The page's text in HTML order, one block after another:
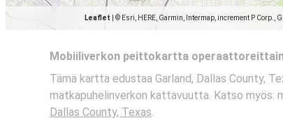
Leaflet © Esri, HERE, Garmin, Intermap, increment P Corp.,
Mobiiliverkon peittokartta operaattoreittain
Tämä kartta edustaa Garland, Dallas County,
matkapuhelinverkon kattavuutta. Katso myös:
Dallas County, Texas.